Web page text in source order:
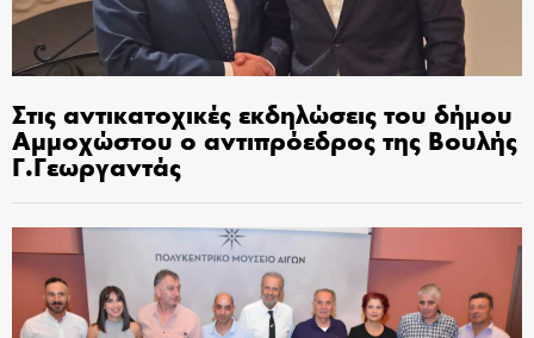
Στις αντικατοχικές εκδηλώσεις του δήμου
Αμμοχώστου ο αντιπρόεδρος της Βουλής
Γ.Γεωργαντάς